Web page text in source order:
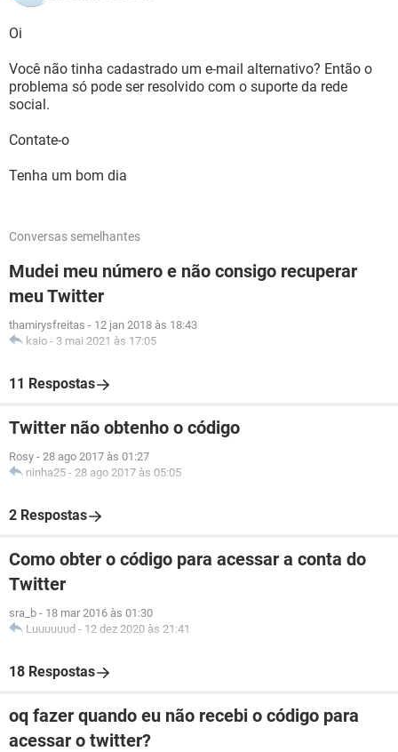
Oi
Você não tinha cadastrado um e-mail alternativo? Então o
problema só pode ser resolvido com o suporte da rede
social.
Contate-o
Tenha um bom dia
Conversas semelhantes
Mudei meu número e não consigo recuperar
meu Twitter
thamirysfreitas - 12 jan 2018 às 18:43
kaio - 3 mai 2021 às 17:05
11 Respostas
Twitter não obtenho o código
Rosy - 28 ago 2017 às 01:27
ninha25 - 28 ago 2017 às 05:05
2 Respostas
Como obter o código para acessar a conta do
Twitter
sra_b - 18 mar 2016 às 01:30
Luuuuuud - 12 dez 2020 às 21:41
18 Respostas
oq fazer quando eu não recebi o código para
acessar o twitter?